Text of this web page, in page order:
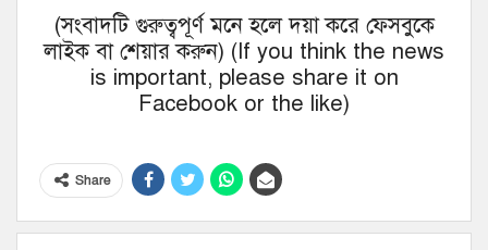
(সংবাদটি গুরুত্বপূর্ণ মনে হলে দয়া করে ফেসবুকে
লাইক বা শেয়ার করুন) (If you think the news
is important, please share it on
Facebook or the like)
Share